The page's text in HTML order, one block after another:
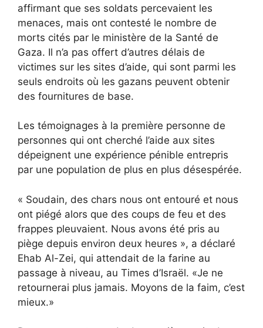
affirmant que ses soldats percevaient les
menaces, mais ont contesté le nombre de
morts cités par le ministère de la Santé de
Gaza. Il n’a pas offert d’autres délais de
victimes sur les sites d’aide, qui sont parmi les
seuls endroits où les gazans peuvent obtenir
des fournitures de base.
Les témoignages à la première personne de
personnes qui ont cherché l’aide aux sites
dépeignent une expérience pénible entrepris
par une population de plus en plus désespérée.
« Soudain, des chars nous ont entouré et nous
ont piégé alors que des coups de feu et des
frappes pleuvaient. Nous avons été pris au
piège depuis environ deux heures », a déclaré
Ehab Al-Zei, qui attendait de la farine au
passage à niveau, au Times d’Israël. «Je ne
retournerai plus jamais. Moyons de la faim, c’est
mieux.»